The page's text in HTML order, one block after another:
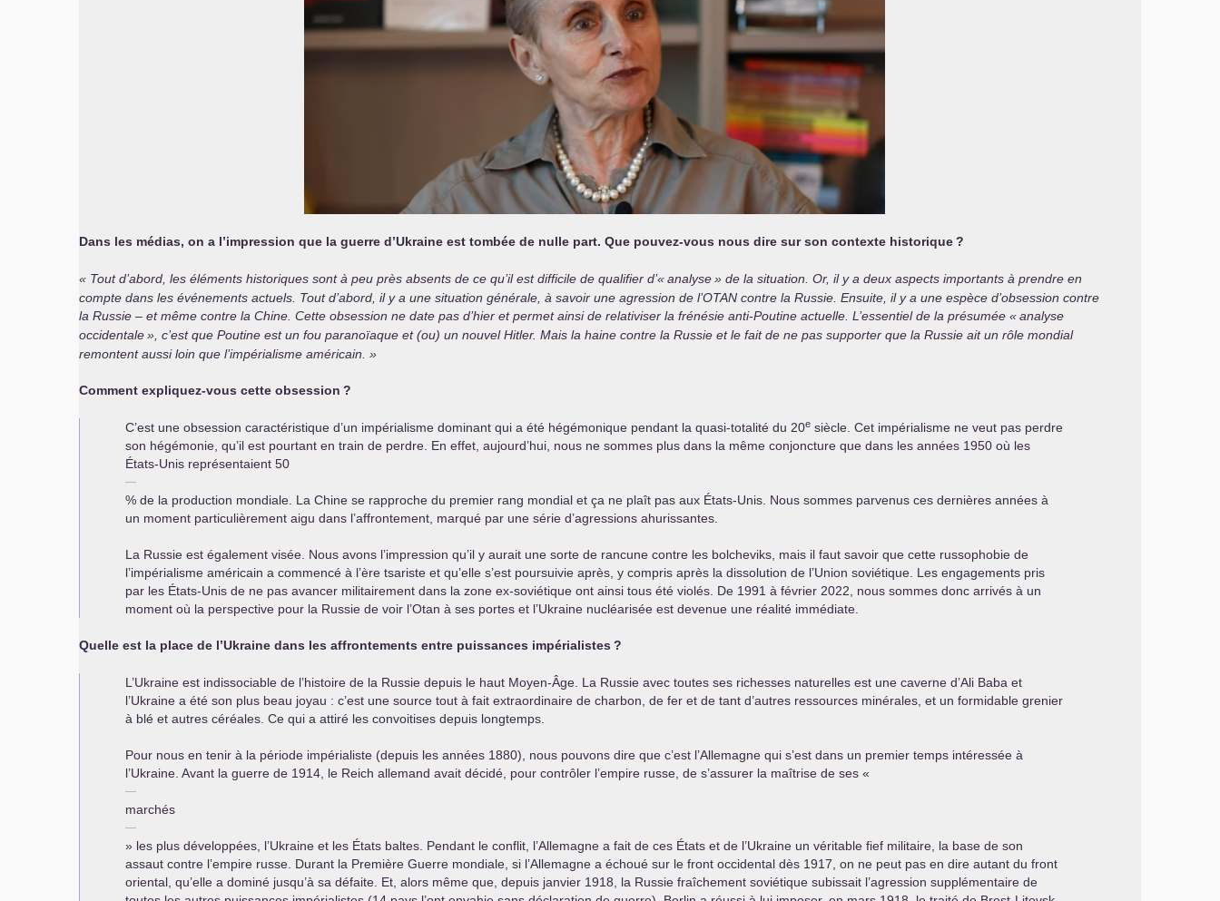
Dans les médias, on a l’impression que la guerre d’Ukraine est tombée de nulle part. Que pouvez-vous nous dire sur son contexte historique?
Tout d’abord, les éléments historiques sont à peu près absents de ce qu’il est difficile de qualifier d’«analyse» de la situation. Or, il y a deux aspects importants à prendre en
compte dans les événements actuels. Tout d’abord, il y a une situation générale, à savoir une agression de l’OTAN contre la Russie. Ensuite, il y a une espèce d’obsession contre
la Russie – et même contre la Chine. Cette obsession ne date pas d’hier et permet ainsi de relativiser la frénésie anti-Poutine actuelle. L’essentiel de la présumée «analyse
occidentale», c’est que Poutine est un fou paranoïaque et (ou) un nouvel Hitler. Mais la haine contre la Russie et le fait de ne pas supporter que la Russie ait un rôle mondial
remontent aussi loin que l’impérialisme américain.
Comment expliquez-vous cette obsession ?
C’est une obsession caractéristique d’un impérialisme dominant qui a été hégémonique pendant la quasi-totalité du 20e siècle. Cet impérialisme ne veut pas perdre
son hégémonie, qu’il est pourtant en train de perdre. En effet, aujourd’hui, nous ne sommes plus dans la même conjoncture que dans les années 1950 où les
États-Unis représentaient 50
% de la production mondiale. La Chine se rapproche du premier rang mondial et ça ne plaît pas aux États-Unis. Nous sommes parvenus ces dernières années à
un moment particulièrement aigu dans l’affrontement, marqué par une série d’agressions ahurissantes.
La Russie est également visée. Nous avons l’impression qu’il y aurait une sorte de rancune contre les bolcheviks, mais il faut savoir que cette russophobie de
l’impérialisme américain a commencé à l’ère tsariste et qu’elle s’est poursuivie après, y compris après la dissolution de l’Union soviétique. Les engagements pris
par les États-Unis de ne pas avancer militairement dans la zone ex-soviétique ont ainsi tous été violés. De 1991 à février 2022, nous sommes donc arrivés à un
moment où la perspective pour la Russie de voir l’Otan à ses portes et l’Ukraine nucléarisée est devenue une réalité immédiate.
Quelle est la place de l’Ukraine dans les affrontements entre puissances impérialistes ?
L’Ukraine est indissociable de l’histoire de la Russie depuis le haut Moyen-Âge. La Russie avec toutes ses richesses naturelles est une caverne d’Ali Baba et
l’Ukraine a été son plus beau joyau : c’est une source tout à fait extraordinaire de charbon, de fer et de tant d’autres ressources minérales, et un formidable grenier
à blé et autres céréales. Ce qui a attiré les convoitises depuis longtemps.
Pour nous en tenir à la période impérialiste (depuis les années 1880), nous pouvons dire que c’est l’Allemagne qui s’est dans un premier temps intéressée à
l’Ukraine. Avant la guerre de 1914, le Reich allemand avait décidé, pour contrôler l’empire russe, de s’assurer la maîtrise de ses «
marchés
» les plus développées, l’Ukraine et les États baltes. Pendant le conflit, l’Allemagne a fait de ces États et de l’Ukraine un véritable fief militaire, la base de son
assaut contre l’empire russe. Durant la Première Guerre mondiale, si l’Allemagne a échoué sur le front occidental dès 1917, on ne peut pas en dire autant du front
oriental, qu’elle a dominé jusqu’à sa défaite. Et, alors même que, depuis janvier 1918, la Russie fraîchement soviétique subissait l’agression supplémentaire de